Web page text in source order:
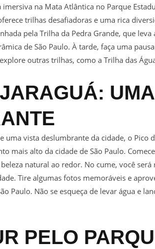
na Mata Atlântica no Parque
trilhas desafiadoras e uma rica
pela Trilha da Pedra Grande, que
de São Paulo. À tarde, faça uma
outras trilhas, como a Trilha das
uma vista deslumbrante da cidade, o Pico
mais alto da cidade de São Paulo.
natural ao redor. No cume, você
Tire algumas fotos memoráveis e
Paulo. Não se esqueça de levar água e
PELO